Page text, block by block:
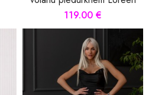
119.00 €